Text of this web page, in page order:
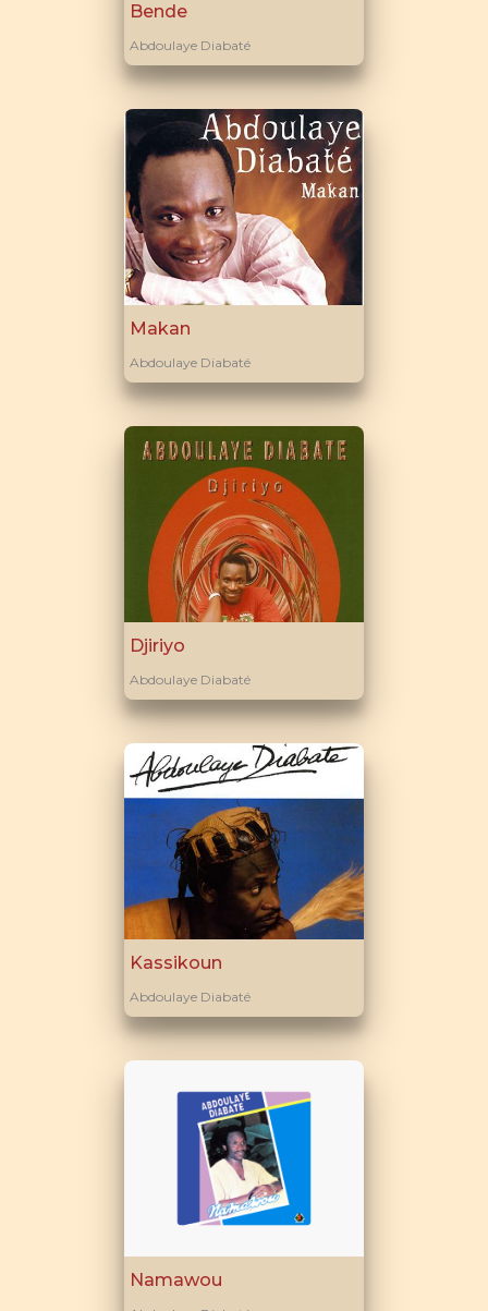
Bende
Abdoulaye Diabaté
Makan
Abdoulaye Diabaté
Djiriyo
Abdoulaye Diabaté
Kassikoun
Abdoulaye Diabaté
Namawou